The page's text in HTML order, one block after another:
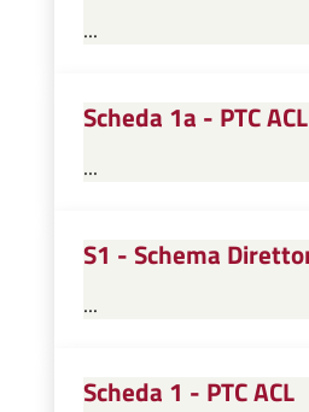
...
Scheda 1a - PTC
...
S1 - Schema
...
Scheda 1 - PTC ACL